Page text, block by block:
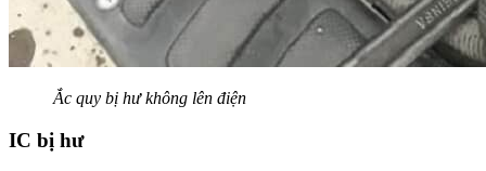
Ắc quy bị hư không lên điện
IC bị hư